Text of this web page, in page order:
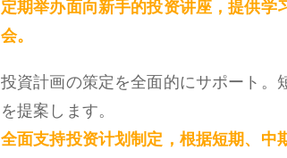
定期举办面向新手的投资讲座，提供
会。
投資計画の策定を全面的にサポート。
を提案します。
全面支持投资计划制定，根据短期、中